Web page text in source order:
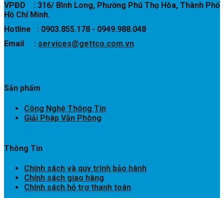
VPĐD : 316/ Bình Long, Phường Phú Thọ Hòa, Thành Phố
Hồ Chí Minh.
Hotline : 0903.855.178 - 0949.988.048
Email : services@gettco.com.vn
Sản phẩm
Công Nghệ Thông Tin
Giải Pháp Văn Phòng
Thông Tin
Chính sách và quy trình bảo hành
Chính sách giao hàng
Chính sách hỗ trợ thanh toán